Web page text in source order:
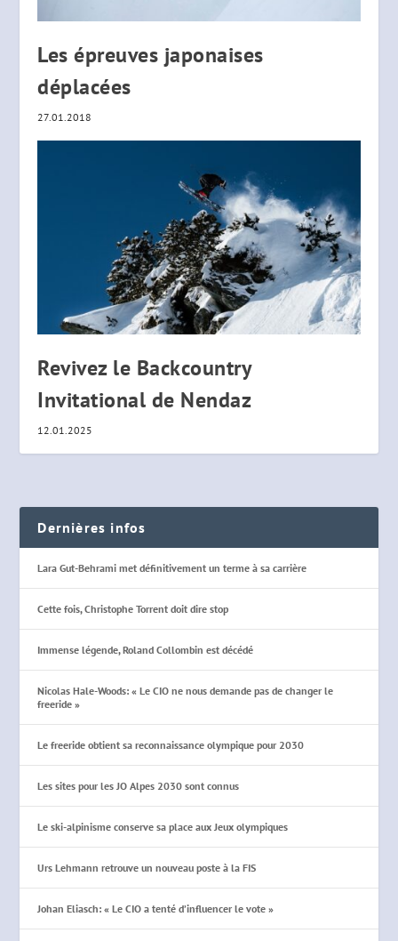
Les épreuves japonaises
déplacées
27.01.2018
Revivez le Backcountry
Invitational de Nendaz
12.01.2025
Dernières infos
Lara Gut-Behrami met définitivement un terme à sa carrière
Cette fois, Christophe Torrent doit dire stop
Immense légende, Roland Collombin est décédé
Nicolas Hale-Woods: « Le CIO ne nous demande pas de changer le
freeride »
Le freeride obtient sa reconnaissance olympique pour 2030
Les sites pour les JO Alpes 2030 sont connus
Le ski-alpinisme conserve sa place aux Jeux olympiques
Urs Lehmann retrouve un nouveau poste à la FIS
Johan Eliasch: « Le CIO a tenté d’influencer le vote »